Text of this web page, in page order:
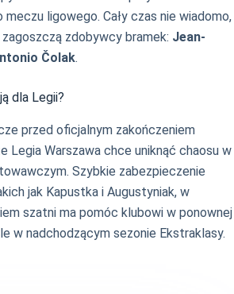
ligowego. Cały czas nie wiadomo,
zdobywcy bramek: Jean-
Čolak.
dla Legii?
przed oficjalnym zakończeniem
Legia Warszawa chce uniknąć chaosu w
Szybkie zabezpieczenie
jak Kapustka i Augustyniak, w
szatni ma pomóc klubowi w ponownej
w nadchodzącym sezonie Ekstraklasy.